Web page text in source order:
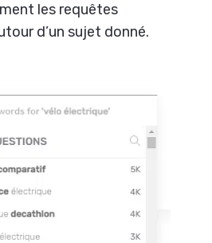
les requêtes
d’un sujet donné.